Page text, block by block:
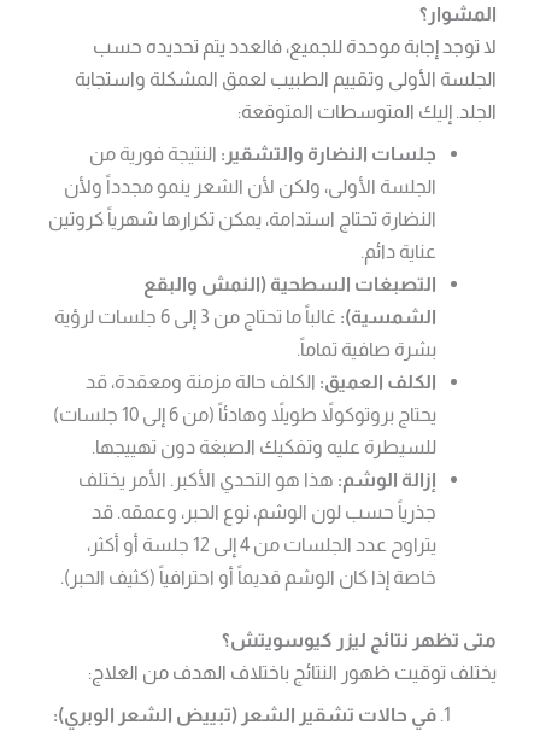
المشوار؟
لا توجد إجابة موحدة للجميع، فالعدد يتم تحديده حسب
الجلسة الأولى وتقييم الطبيب لعمق المشكلة واستجابة
الجلد. إليك المتوسطات المتوقعة:
جلسات النضارة والتشقير: النتيجة فورية من
الجلسة الأولى، ولكن لأن الشعر ينمو مجدداً ولأن
النضارة تحتاج استدامة، يمكن تكرارها شهرياً كروتين
عناية دائم.
التصبغات السطحية (النمش والبقع
الشمسية):
غالباً ما تحتاج من 3 إلى 6 جلسات لرؤية
بشرة صافية تماماً.
الكلف العميق: الكلف حالة مزمنة ومعقدة، قد
يحتاج بروتوكولاً طويلاً وهادئاً (من 6 إلى 10 جلسات)
للسيطرة عليه وتفكيك الصبغة دون تهييجها.
إزالة الوشم: هذا هو التحدي الأكبر. الأمر يختلف
جذرياً حسب لون الوشم، نوع الحبر، وعمقه. قد
يتراوح عدد الجلسات من 4 إلى 12 جلسة أو أكثر،
خاصة إذا كان الوشم قديماً أو احترافياً (كثيف الحبر).
متى تظهر نتائج ليزر كيوسويتش؟
يختلف توقيت ظهور النتائج باختلاف الهدف من العلاج:
في حالات تشقير الشعر (تبييض الشعر الوبري):